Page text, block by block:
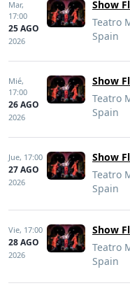
Mar,
17:00
25 AGO
2026
Show
Teatro
Spain
Mié,
17:00
26 AGO
2026
Show
Teatro
Spain
Jue, 17:00
27 AGO
2026
Show
Teatro
Spain
Vie, 17:00
28 AGO
2026
Show
Teatro
Spain